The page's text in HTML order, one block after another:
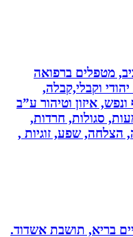
ברפואה
וקבלי,קבלה,
איזון וטיהור ע”ב
חרדות,
שפע, זוגיות ,
תושבת אשדוד.